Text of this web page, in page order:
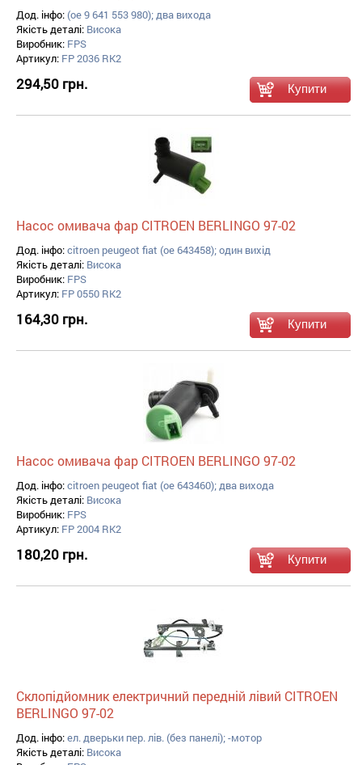
Дод. інфо: (oe 9 641 553 980); два вихода
Якість деталі: Висока
Виробник: FPS
Артикул: FP 2036 RK2
294,50 грн.
Насос омивача фар CITROEN BERLINGO 97-02
Дод. інфо:citroen peugeot fiat (oe 643458); один вихід
Якість деталі: Висока
Виробник: FPS
Артикул: FP 0550 RK2
164,30 грн.
Насос омивача фар CITROEN BERLINGO 97-02
Дод. інфо:citroen peugeot fiat (oe 643460); два вихода
Якість деталі: Висока
Виробник: FPS
Артикул: FP 2004 RK2
180,20 грн.
Склопідйомник електричний передній лівий CITROEN
BERLINGO 97-02
Дод. інфо:ел. дверьки пер. лів. (без панелі); -мотор
Якість деталі: Висока